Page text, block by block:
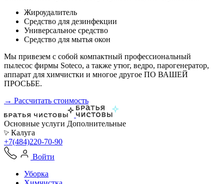
Жироудалитель
Средство для дезинфекции
Универсальное средство
Средство для мытья окон
Мы привезем с собой компактный профессиональный
пылесос фирмы Soteco, а также утюг, ведро, парогенератор,
аппарат для химчистки и многое другое ПО ВАШЕЙ
ПРОСЬБЕ.
→ Рассчитать стоимость
Основные услуги Дополнительные
Калуга
+7(484)220-70-90
Войти
Уборка